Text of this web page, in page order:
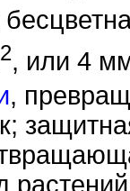
2, или 4
,